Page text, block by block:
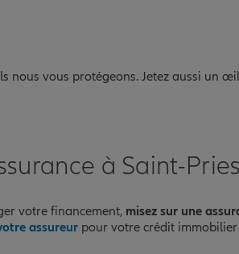
nous vous protégeons. Jetez aussi un
à Saint-
votre financement, misez sur une
assureur pour votre crédit